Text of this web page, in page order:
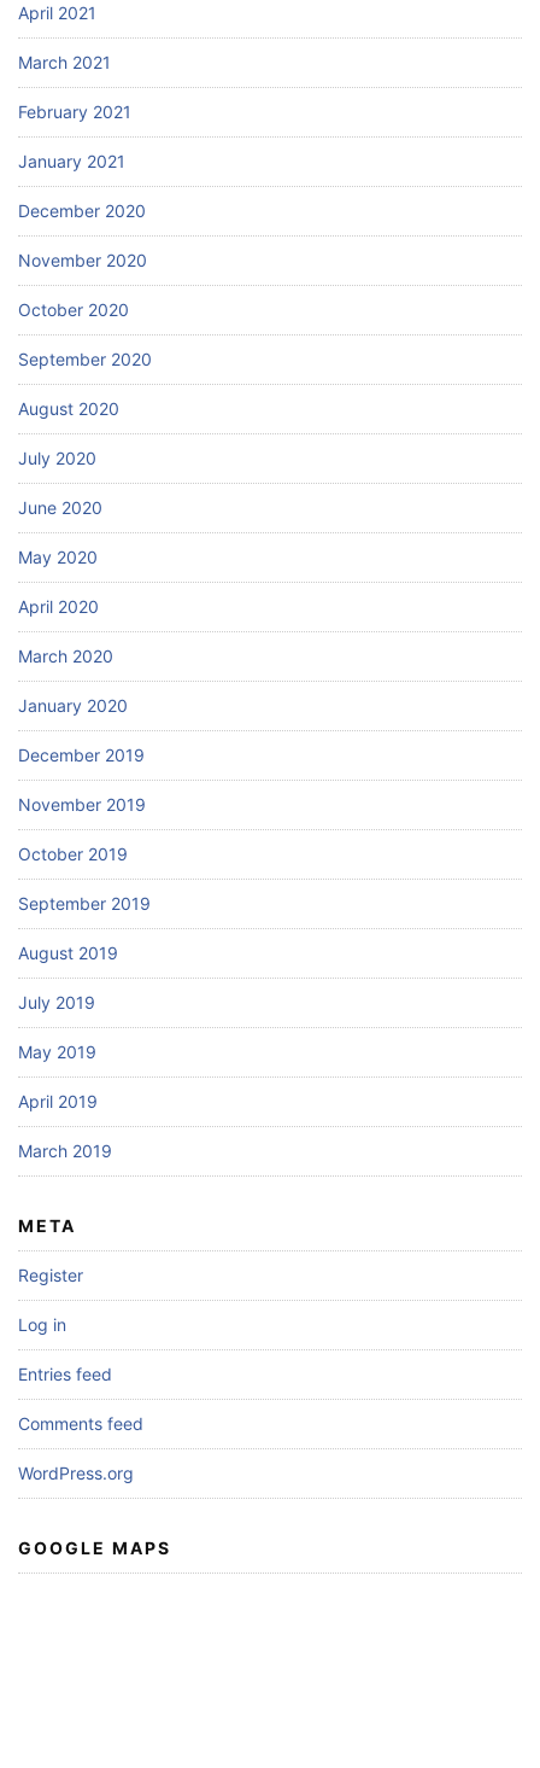
April 2021
March 2021
February 2021
January 2021
December 2020
November 2020
October 2020
September 2020
August 2020
July 2020
June 2020
May 2020
April 2020
March 2020
January 2020
December 2019
November 2019
October 2019
September 2019
August 2019
July 2019
May 2019
April 2019
March 2019
META
Register
Log in
Entries feed
Comments feed
WordPress.org
GOOGLE MAPS